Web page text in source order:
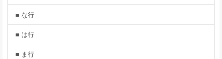
■ な行
■ は行
■ ま行